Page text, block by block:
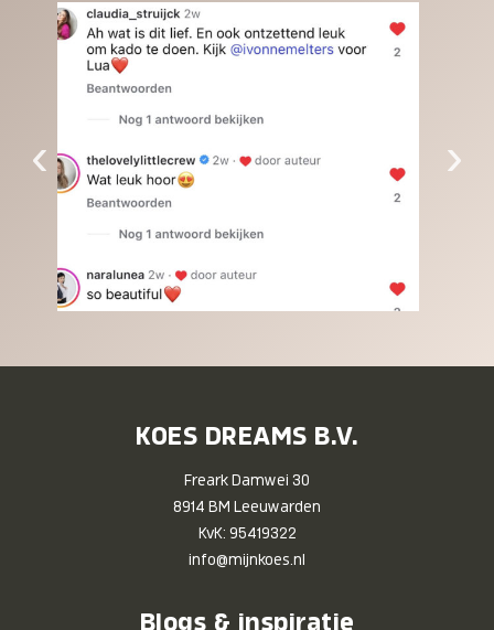
‹ ›
KOES DREAMS B.V.
Freark Damwei 30
8914 BM Leeuwarden
KvK: 95419322
info@mijnkoes.nl
Blogs & inspiratie